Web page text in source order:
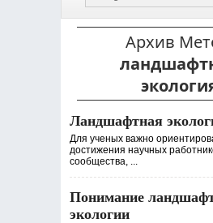
Архив
Ландшафтная
Для ученых важно
достижения научных
сообщества, ...
Понимание
экологии